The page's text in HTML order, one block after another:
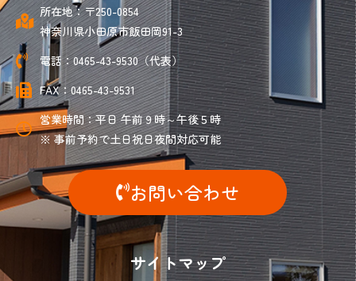
所在地：〒250-0854
神奈川県小田原市飯田岡91-3
電話：0465-43-9530（代表）
FAX：0465-43-9531
営業時間：平日 午前９時～午後５時
※ 事前予約で土日祝日夜間対応可能
お問い合わせ
サイトマップ